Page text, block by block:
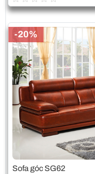
Sofa góc SG62
-20%